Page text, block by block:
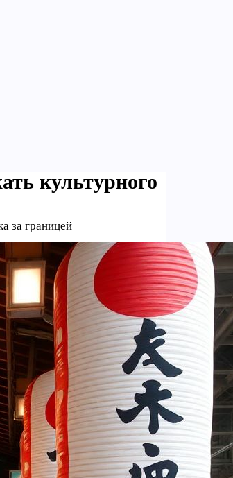
культурного
за границей